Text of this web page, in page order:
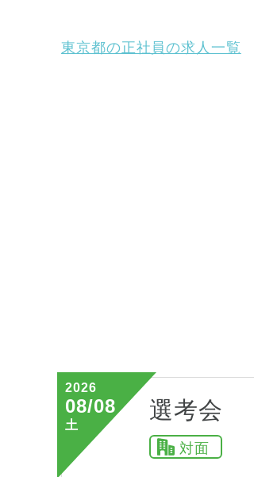
東京都の正社員の求人一覧
2026
08/08
土
選考会
対面